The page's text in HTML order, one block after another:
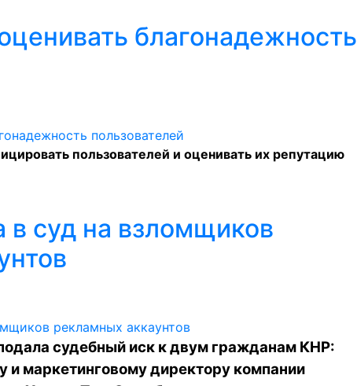
благонадежность
пользователей и оценивать их репутацию
в суд на взломщиков
судебный иск к двум гражданам КНР:
и маркетинговому директору компании